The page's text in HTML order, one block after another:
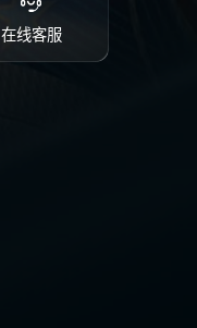
在线客服